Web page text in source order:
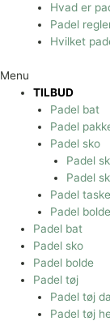
Hvad er
Padel
Hvilket
Menu
TILBUD
Padel bat
Padel
Padel sko
Padel
Padel
Padel
Padel bolde
Padel bat
Padel sko
Padel bolde
Padel tøj
Padel tøj
Padel tøj